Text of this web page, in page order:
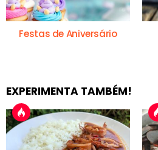
Festas de Aniversário
EXPERIMENTA TAMBÉM!